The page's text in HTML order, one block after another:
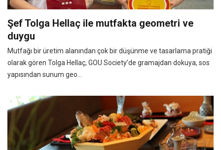
Şef Tolga Hellaç ile mutfakta geometri ve
duygu
Mutfağı bir üretim alanından çok bir düşünme ve tasarlama pratiği
olarak gören Tolga Hellaç, GOU Society’de gramajdan dokuya, sos
yapısından sunum geo...